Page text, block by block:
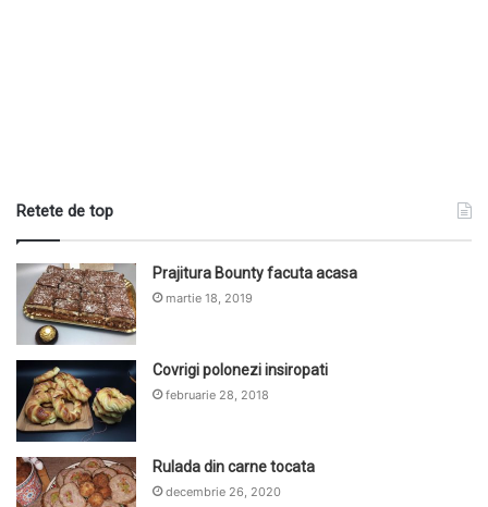
Retete de top
Prajitura Bounty facuta acasa
martie 18, 2019
Covrigi polonezi insiropati
februarie 28, 2018
Rulada din carne tocata
decembrie 26, 2020